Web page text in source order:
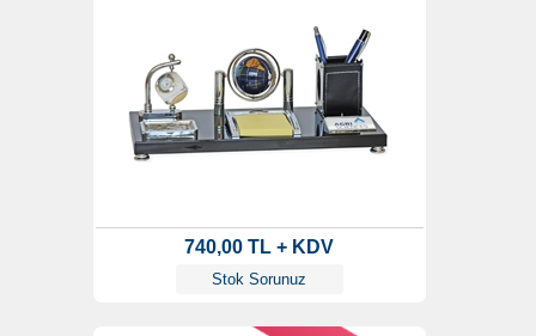
740,00 TL + KDV
Stok Sorunuz